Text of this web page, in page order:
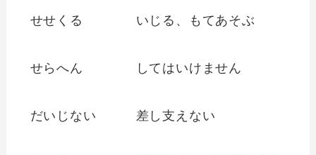
せせくる いじる、もてあそぶ
せらへん してはいけません
だいじない 差し支えない